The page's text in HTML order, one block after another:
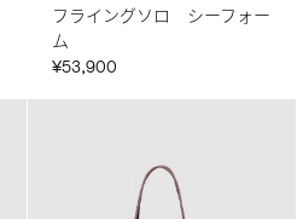
フライングソロ シーフォー
ム
¥53,900